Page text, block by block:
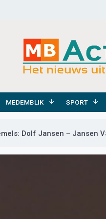
MEDEMBLIK SPORT
Dolf Jansen – Jansen